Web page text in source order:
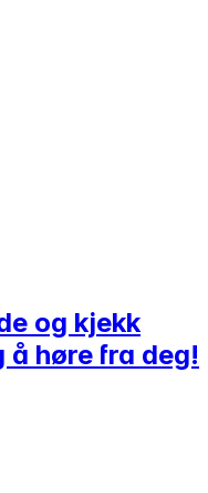
og kjekk
å høre fra deg!